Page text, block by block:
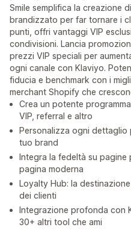
Smile semplifica la creazione
brandizzato per far tornare i
punti, offri vantaggi VIP
condivisioni. Lancia
prezzi VIP speciali per
ogni canale con Klaviyo.
fiducia e benchmark con i
merchant Shopify che
Crea un potente
VIP, referral e altro
Personalizza ogni
tuo brand
Integra la fedeltà su
pagina moderna
Loyalty Hub: la
dei clienti
Integrazione profonda con
30+ altri tool che ami